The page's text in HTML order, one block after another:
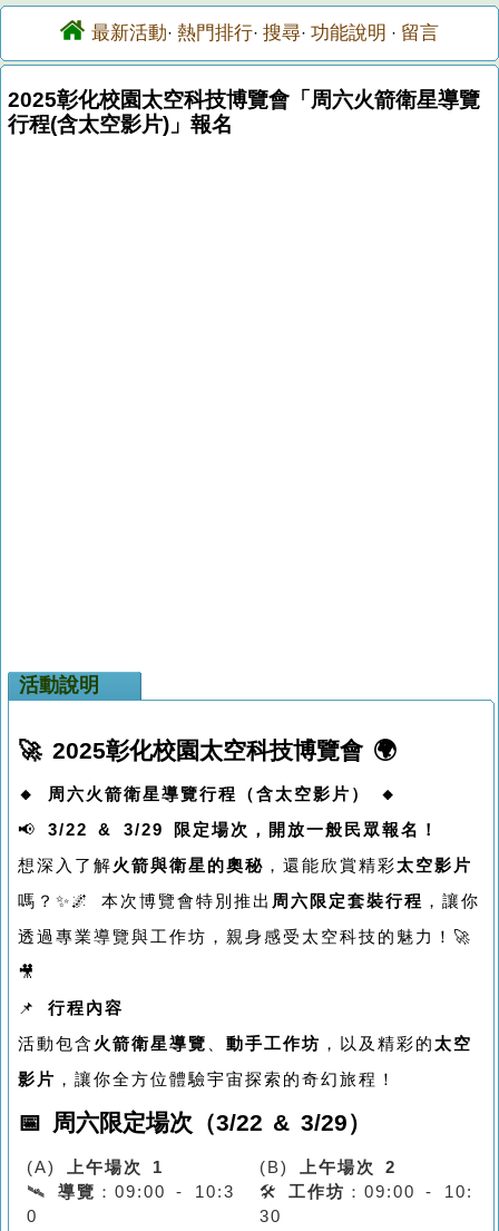
最新活動· 熱門排行· 搜尋· 功能說明 · 留言
2025彰化校園太空科技博覽會「周六火箭衛星導覽
行程(含太空影片)」報名
活動說明
🚀 2025彰化校園太空科技博覽會 🌍
🔸 周六火箭衛星導覽行程（含太空影片） 🔸
📢 3/22 & 3/29 限定場次，開放一般民眾報名！
想深入了解火箭與衛星的奧秘 ，還能欣賞精彩太空影片
嗎？✨🌌 本次博覽會特別推出 周六限定套裝行程 ，讓你
透過專業導覽與工作坊，親身感受太空科技的魅力！🚀
🎥
📌 行程內容
活動包含 火箭衛星導覽 動手工作坊 ，以及精彩的 太空
影片 ，讓你全方位體驗宇宙探索的奇幻旅程！
📅 周六限定場次（3/22 & 3/29）
(A)
上午場次 1
🛰️ 導覽 ：09:00 - 10:3
0
(B)
上午場次 2
🛠 工作坊 ：09:00 - 10:
30